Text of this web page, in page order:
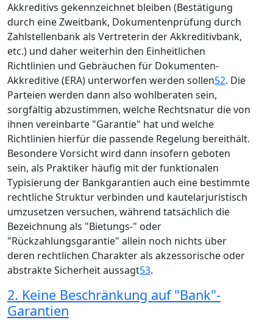
Akkreditivs gekennzeichnet bleiben (Bestätigung
durch eine Zweitbank, Dokumentenprüfung durch
Zahlstellenbank als Vertreterin der Akkreditivbank,
etc.) und daher weiterhin den Einheitlichen
Richtlinien und Gebräuchen für Dokumenten-
Akkreditive (ERA) unterworfen werden sollen52. Die
Parteien werden dann also wohlberaten sein,
sorgfältig abzustimmen, welche Rechtsnatur die von
ihnen vereinbarte "Garantie" hat und welche
Richtlinien hierfür die passende Regelung bereithält.
Besondere Vorsicht wird dann insofern geboten
sein, als Praktiker häufig mit der funktionalen
Typisierung der Bankgarantien auch eine bestimmte
rechtliche Struktur verbinden und kautelarjuristisch
umzusetzen versuchen, während tatsächlich die
Bezeichnung als "Bietungs-" oder
"Rückzahlungsgarantie" allein noch nichts über
deren rechtlichen Charakter als akzessorische oder
abstrakte Sicherheit aussagt53.
2. Keine Beschränkung auf "Bank"-
Garantien